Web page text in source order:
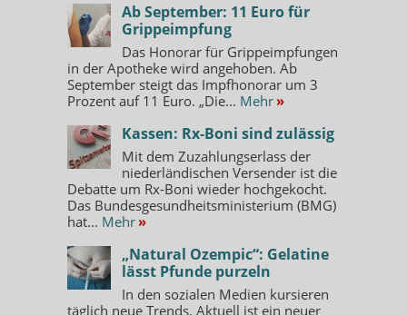
Ab September: 11 Euro für
Grippeimpfung
Das Honorar für Grippeimpfungen
in der Apotheke wird angehoben. Ab
September steigt das Impfhonorar um 3
Prozent auf 11 Euro. „Die... Mehr »
Kassen: Rx-Boni sind zulässig
Mit dem Zuzahlungserlass der
niederländischen Versender ist die
Debatte um Rx-Boni wieder hochgekocht.
Das Bundesgesundheitsministerium (BMG)
hat... Mehr »
„Natural Ozempic“: Gelatine
lässt Pfunde purzeln
In den sozialen Medien kursieren
täglich neue Trends. Aktuell ist ein neuer